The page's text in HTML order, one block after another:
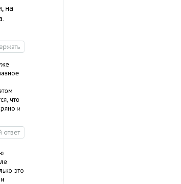
на
что
и
это